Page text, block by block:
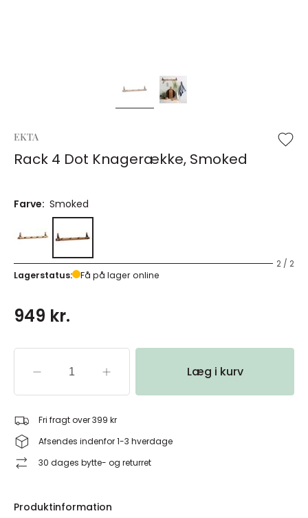
EKTA
Rack 4 Dot Knagerække, Smoked
Farve: Smoked
2 / 2
Lagerstatus:
Få på lager online
949 kr.
Læg i kurv
Fri fragt over 399 kr
Afsendes indenfor 1-3 hverdage
30 dages bytte- og returret
Produktinformation